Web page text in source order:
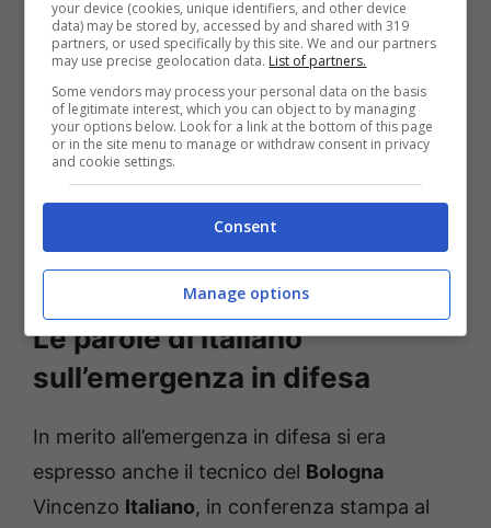
FabioGrosso, a riferirlo è ilCorriere dello
Sport. La formazione neroverde è
sicuramente una delle rivelazioni dell’attuale
campionato di Serie A, forte dei suoi venti
punti conquistati; l’eventuale rientro di Martin
Vitíkper quella partita potrebbe essere una
risorsa preziosa per ostacolare le qualità
offensive degli uomini diGrosso.
Le parole di Italiano
sull’emergenza in difesa
In merito all’emergenza in difesa si era
espresso anche il tecnico del Bologna
Vincenzo Italiano, in conferenza stampa al
your device (cookies, unique identifiers, and other device
data) may be stored by, accessed by and shared with 319
partners, or used specifically by this site. We and our partners
may use precise geolocation data. List of partners.
Some vendors may process your personal data on the basis
of legitimate interest, which you can object to by managing
your options below. Look for a link at the bottom of this page
or in the site menu to manage or withdraw consent in privacy
and cookie settings.
Consent
Manage options